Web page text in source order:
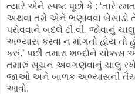
ત્યારે એને સ્પષ્ટ પૂછો કે : ‘તારે
અથવા તમે એને ભણાવવા બેસાડો
પરોવવાને બદલે ટી.વી. જોવાનું
અભ્યાસ કરવા ન માંગતો હોય
કરું.’ પછી તમારા શબ્દોને
તમારું સૂચન અવગણવાનું ચાલુ
જાઓ અને બાળક અભ્યાસની
આવો.